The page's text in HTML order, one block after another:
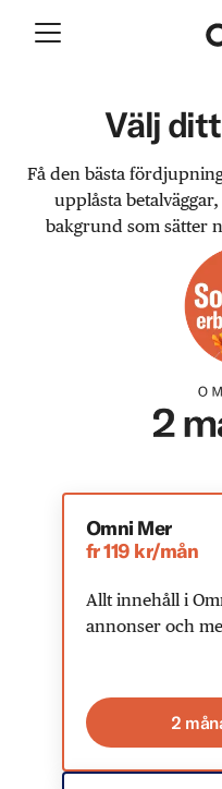
Välj
Få den bästa
upplåsta
bakgrund som sätter
Omni Mer
fr 119 kr/mån
Allt innehåll i
annonser och
2